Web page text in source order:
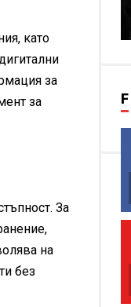
като
за
за
За
на
без